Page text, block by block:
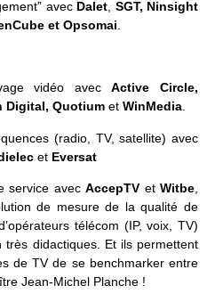
avec Dalet, SGT, Ninsight
et Opsomai.
vidéo avecActive Circle,
Digital, Quotium etWinMedia.
(radio, TV, satellite) avec
et Eversat
service avecAccepTV etWitbe
de mesure de la qualité de
télécom (IP, voix, TV)
très didactiques. Et ils permettent
de TV de se benchmarker entre
Jean-Michel Planche !